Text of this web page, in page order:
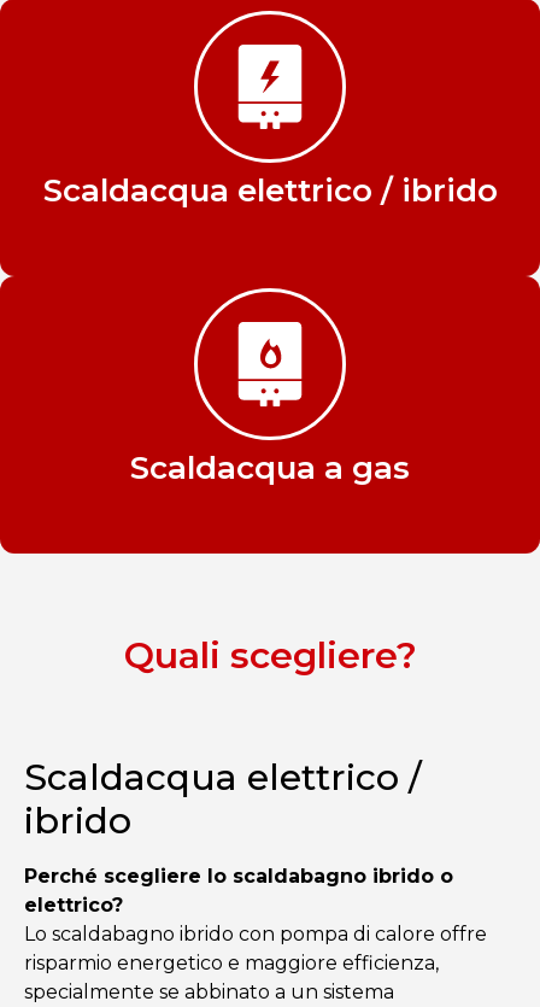
Scaldacqua elettrico / ibrido
Scaldacqua a gas
Quali scegliere?
Scaldacqua elettrico /
ibrido
Perché scegliere lo scaldabagno ibrido o
elettrico?
Lo scaldabagno ibrido con pompa di calore offre
risparmio energetico e maggiore efficienza,
specialmente se abbinato a un sistema